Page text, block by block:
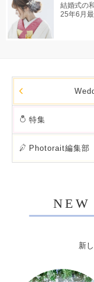
結婚式の
25年6月最
特集
Photorait編集部
新